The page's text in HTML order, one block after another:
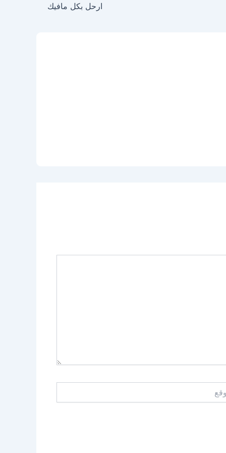
ارحل بكل مافيك